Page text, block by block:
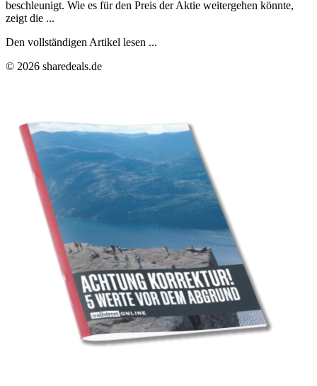
beschleunigt. Wie es für den Preis der Aktie weitergehen könnte,
zeigt die ...
Den vollständigen Artikel lesen ...
© 2026 sharedeals.de